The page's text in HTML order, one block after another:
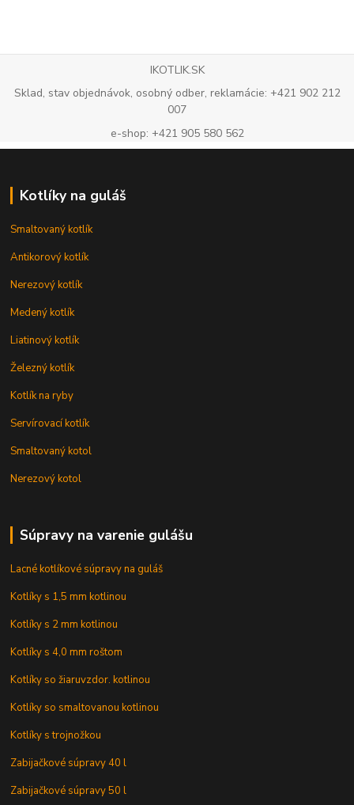
IKOTLIK.SK
Sklad, stav objednávok, osobný odber, reklamácie: +421 902 212
007
e-shop: +421 905 580 562
Kotlíky na guláš
Smaltovaný kotlík
Antikorový kotlík
Nerezový kotlík
Medený kotlík
Liatinový kotlík
Železný kotlík
Kotlík na ryby
Servírovací kotlík
Smaltovaný kotol
Nerezový kotol
Súpravy na varenie gulášu
Lacné kotlíkové súpravy na guláš
Kotlíky s 1,5 mm kotlinou
Kotlíky s 2 mm kotlinou
Kotlíky s 4,0 mm roštom
Kotlíky so žiaruvzdor. kotlinou
Kotlíky so smaltovanou kotlinou
Kotlíky s trojnožkou
Zabijačkové súpravy 40 l
Zabijačkové súpravy 50 l